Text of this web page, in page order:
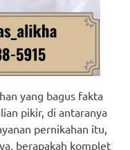
yang bagus fakta
pikir, di antaranya
pernikahan itu,
berapakah komplet